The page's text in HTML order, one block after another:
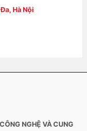
Hà Nội
NGHỆ VÀ CUNG